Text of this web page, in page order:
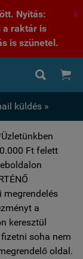
Nyitás:
a raktár is
is szünetel.
X
 
küldés »
Ft felett
megrendelés
a
keresztül
soha nem
oldal.